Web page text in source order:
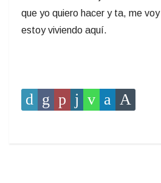
que yo quiero hacer y ta, me
estoy viviendo aquí.